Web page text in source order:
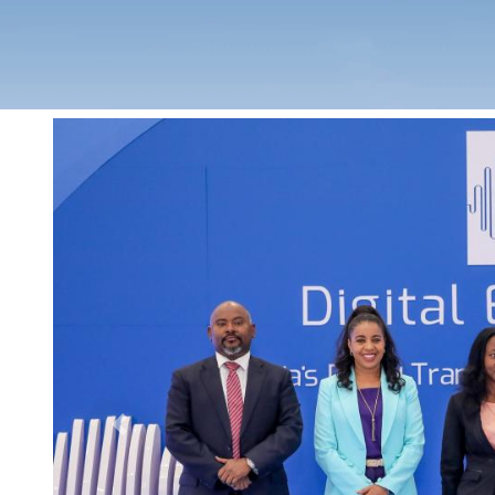
Previous